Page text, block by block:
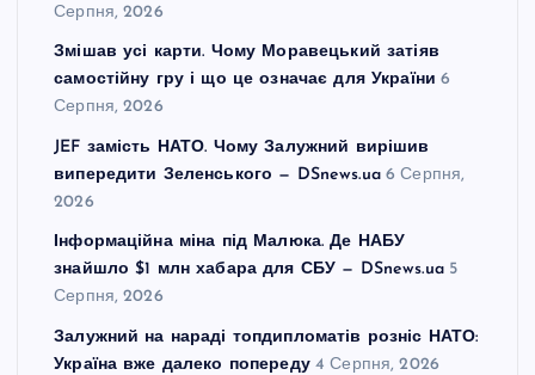
Серпня, 2026
Змішав усі карти. Чому Моравецький затіяв
самостійну гру і що це означає для України 6
Серпня, 2026
JEF замість НАТО. Чому Залужний вирішив
випередити Зеленського — DSnews.ua 6 Серпня,
2026
Інформаційна міна під Малюка. Де НАБУ
знайшло $1 млн хабара для СБУ — DSnews.ua 5
Серпня, 2026
Залужний на нараді топдипломатів розніс НАТО:
Україна вже далеко попереду 4 Серпня, 2026